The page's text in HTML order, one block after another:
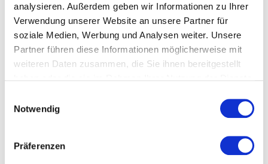
analysieren. Außerdem geben wir Informationen zu Ihrer
Verwendung unserer Website an unsere Partner für
soziale Medien, Werbung und Analysen weiter. Unsere
Partner führen diese Informationen möglicherweise mit
weiteren Daten zusammen, die Sie ihnen bereitgestellt
Cookies, wenn Sie unsere Webseite weiterhin nutzen.
Notwendig
Präferenzen